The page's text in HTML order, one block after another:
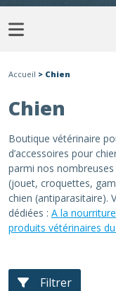
Accueil > Chien
Chien
Boutique vétérinaire
d’accessoires pour
parmi nos nombreuses
(jouet, croquettes,
chien (antiparasitaire).
dédiées : A la
produits vétérinaires
Filtrer